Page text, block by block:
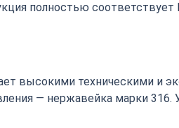
полностью соответствует
высокими техническими и
— нержавейка марки 316.